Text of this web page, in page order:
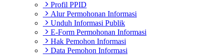
Profil PPID
Alur Permohonan Informasi
Unduh Informasi Publik
E-Form Permohonan Informasi
Hak Pemohon Informasi
Data Pemohon Informasi